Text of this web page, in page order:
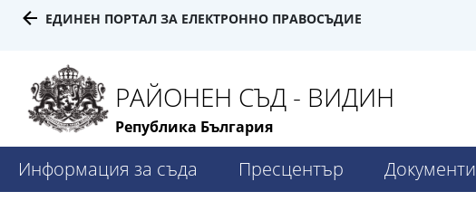
ЕДИНЕН ПОРТАЛ ЗА ЕЛЕКТРОННО ПРАВОСЪДИЕ
РАЙОНЕН СЪД - ВИДИН
Република България
Информация за съда Пресцентър Документи